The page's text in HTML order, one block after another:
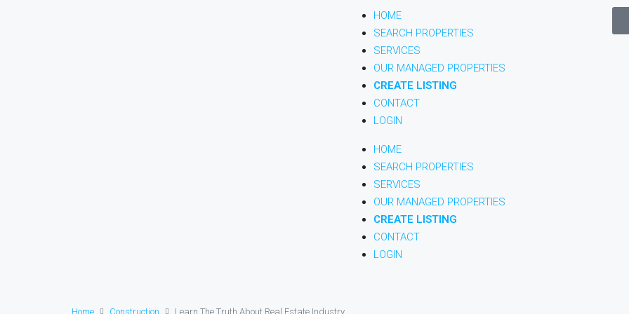
HOME
SEARCH PROPERTIES
SERVICES
OUR MANAGED PROPERTIES
CREATE LISTING
CONTACT
LOGIN
HOME
SEARCH PROPERTIES
SERVICES
OUR MANAGED PROPERTIES
CREATE LISTING
CONTACT
LOGIN
Home Construction Learn The Truth About Real Estate Industry